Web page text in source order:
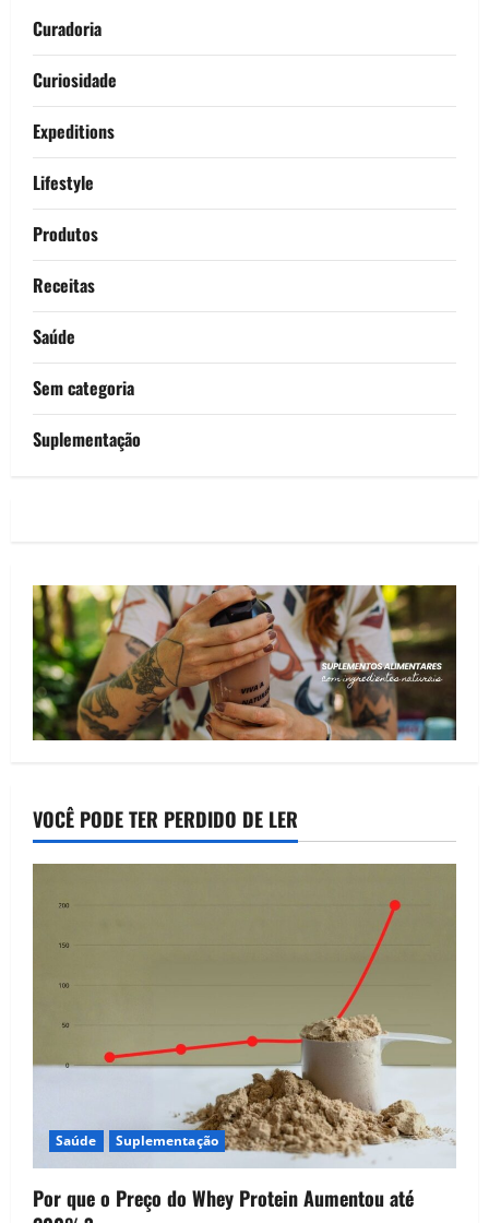
Curadoria
Curiosidade
Expeditions
Lifestyle
Produtos
Receitas
Saúde
Sem categoria
Suplementação
VOCÊ PODE TER PERDIDO DE LER
Saúde Suplementação
Por que o Preço do Whey Protein Aumentou até